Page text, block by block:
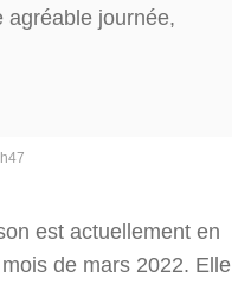
agréable journée,
est actuellement en
de mars 2022. Elle